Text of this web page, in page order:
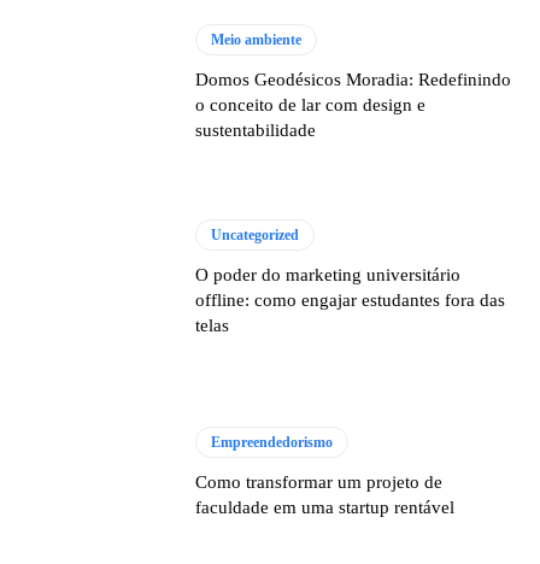
Meio ambiente
Domos Geodésicos Moradia: Redefinindo
o conceito de lar com design e
sustentabilidade
Uncategorized
O poder do marketing universitário
offline: como engajar estudantes fora das
telas
Empreendedorismo
Como transformar um projeto de
faculdade em uma startup rentável